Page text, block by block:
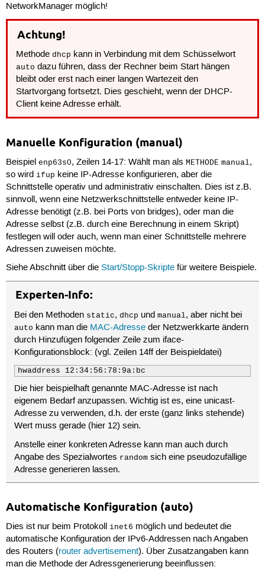
NetworkManager möglich!
Achtung!
Methodedhcp kann in Verbindung mit dem Schüsselwort
auto dazu führen, dass der Rechner beim Start hängen
bleibt oder erst nach einer langen Wartezeit den
Startvorgang fortsetzt. Dies geschieht, wenn der DHCP-
Client keine Adresse erhält.
Manuelle Konfiguration (manual)
Beispiel enp63s0, Zeilen 14-17: Wählt man als METHODE manual,
so wird ifup keine IP-Adresse konfigurieren, aber die
Schnittstelle operativ und administrativ einschalten. Dies ist z.B.
sinnvoll, wenn eine Netzwerkschnittstelle entweder keine IP-
Adresse benötigt (z.B. bei Ports von bridges), oder man die
Adresse selbst (z.B. durch eine Berechnung in einem Skript)
festlegen will oder auch, wenn man einer Schnittstelle mehrere
Adressen zuweisen möchte.
Siehe Abschnitt über die Start/Stopp-Skriptefür weitere Beispiele.
Experten-Info:
Bei den Methoden static,dhcp undmanual, aber nicht bei
auto kann man die MAC-Adresse der Netzwerkkarte ändern
durch Hinzufügen folgender Zeile zum iface-
Konfigurationsblock: (vgl. Zeilen 14ff der Beispieldatei)
hwaddress 12:34:56:78:9a:bc
Die hier beispielhaft genannte MAC-Adresse ist nach
eigenem Bedarf anzupassen. Wichtig ist es, eine unicast-
Adresse zu verwenden, d.h. der erste (ganz links stehende)
Wert muss gerade (hier 12) sein.
Anstelle einer konkreten Adresse kann man auch durch
Angabe des Spezialwortes random sich eine pseudozufällige
Adresse generieren lassen.
Automatische Konfiguration (auto)
Dies ist nur beim Protokoll inet6 möglich und bedeutet die
automatische Konfiguration der IPv6-Addressen nach Angaben
des Routers (router advertisement). Über Zusatzangaben kann
man die Methode der Adressgenerierung beeinflussen: